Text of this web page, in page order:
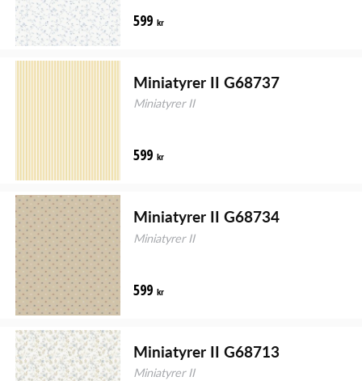
599 kr
Miniatyrer II G68737
Miniatyrer II
599 kr
Miniatyrer II G68734
Miniatyrer II
599 kr
Miniatyrer II G68713
Miniatyrer II